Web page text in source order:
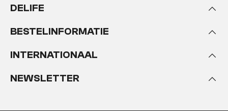
DELIFE
BESTELINFORMATIE
INTERNATIONAAL
NEWSLETTER